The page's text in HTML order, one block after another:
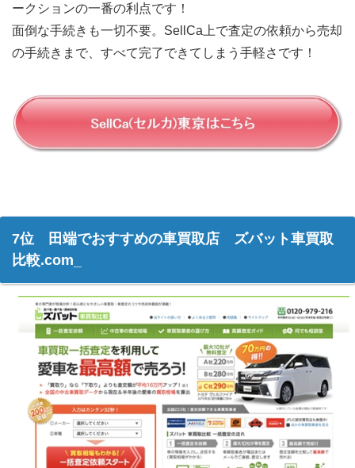
ークションの一番の利点です！
面倒な手続きも一切不要。SellCa上で査定の依頼から売却
の手続きまで、すべて完了できてしまう手軽さです！
7位 田端でおすすめの車買取店 ズバット車買取
比較.com_